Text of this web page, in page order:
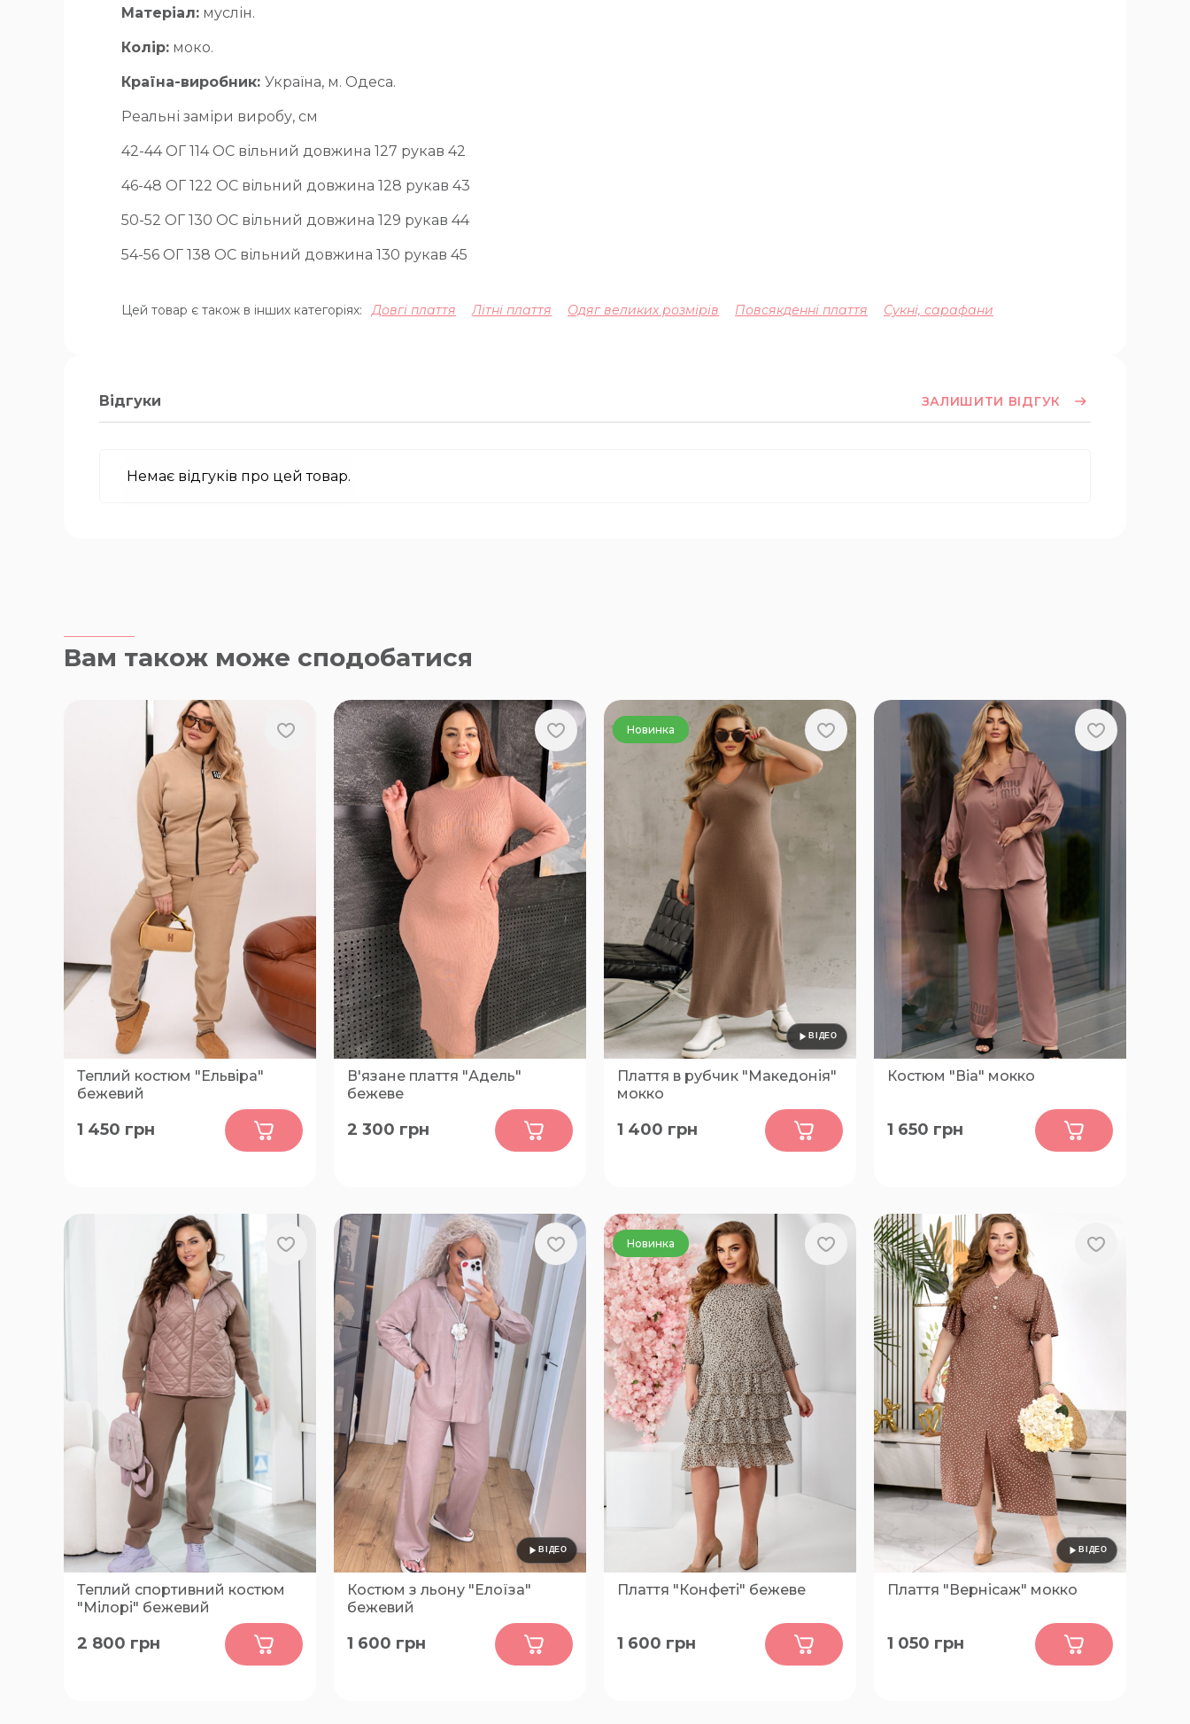
Матеріал: муслін.
Колір: моко.
Країна-виробник: Україна, м. Одеса.
Реальні заміри виробу, см
42-44 ОГ 114 ОС вільний довжина 127 рукав 42
46-48 ОГ 122 ОС вільний довжина 128 рукав 43
50-52 ОГ 130 ОС вільний довжина 129 рукав 44
54-56 ОГ 138 ОС вільний довжина 130 рукав 45
Цей товар є також в інших категоріях: Довгі плаття Літні плаття Одяг великих розмірів Повсякденні плаття Сукні, сарафани
Відгуки ЗАЛИШИТИ ВІДГУК
Немає відгуків про цей товар.
Вам також може сподобатися
Теплий костюм "Ельвіра"
бежевий
42-44, 44-46, 48-50, 52-54, 56-58,
1 450 грн
В'язане плаття "Адель"
бежеве
2 300 грн
Новинка
Плаття в рубчик "Македонія"
мокко
46-48, 50-52, 54-56, 58-60, 62-64,
1 400 грн
Костюм "Віа" мокко
1 650 грн
Теплий спортивний костюм
"Мілорі" бежевий
46-48, 50-52, 54-56, 58-60, 62-64,
2 800 грн
Костюм з льону "Елоїза"
бежевий
42-44, 46-48, 50-52, 54-56
1 600 грн
Новинка
Плаття "Конфеті" бежеве
1 600 грн
Плаття "Вернісаж" мокко
42-44, 46-48, 50-52, 54-56
1 050 грн